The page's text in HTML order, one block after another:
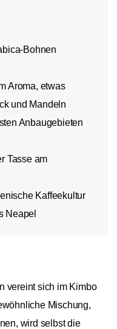
Bohnen
Aroma, etwas
und Mandeln
Anbaugebieten
Tasse am
Kaffeekultur
Neapel
vereint sich im Kimbo
Mischung,
wird selbst die